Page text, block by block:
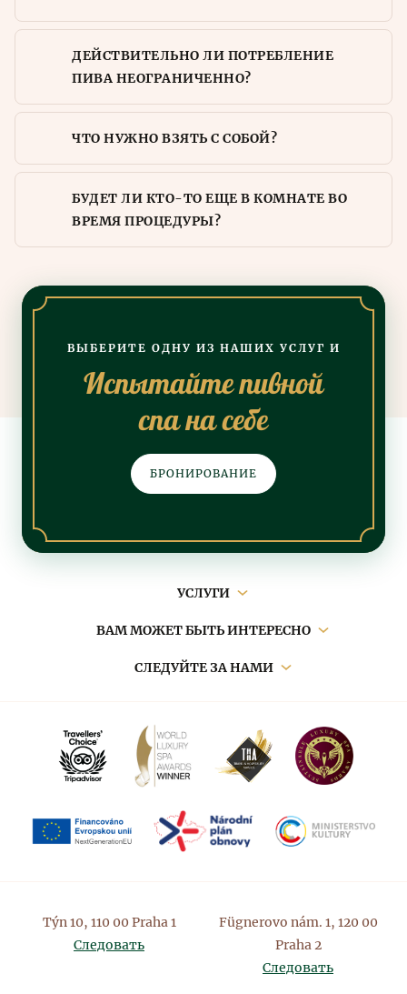
ДЕЙСТВИТЕЛЬНО ЛИ ПОТРЕБЛЕНИЕ
ПИВА НЕОГРАНИЧЕННО?
ЧТО НУЖНО ВЗЯТЬ С СОБОЙ?
БУДЕТ ЛИ КТО-ТО ЕЩЕ В КОМНАТЕ ВО
ВРЕМЯ ПРОЦЕДУРЫ?
ВЫБЕРИТЕ ОДНУ ИЗ НАШИХ УСЛУГ И
Испытайте пивной
спа на себе
БРОНИРОВАНИЕ
навигация
УСЛУГИ
ВАМ МОЖЕТ БЫТЬ ИНТЕРЕСНО
СЛЕДУЙТЕ ЗА НАМИ
Týn 10, 110 00 Praha 1
Следовать
Fügnerovo nám. 1, 120 00
Praha 2
Следовать